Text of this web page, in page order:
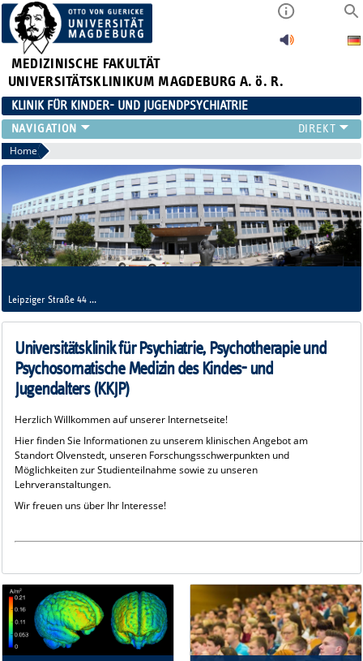
MEDIZINISCHE FAKULTÄT
UNIVERSITÄTSKLINIKUM MAGDEBURG A. ö. R.
KLINIK FÜR KINDER- UND JUGENDPSYCHIATRIE
FORSCHUNG
NEWS
STUDIENTEILNAHME
TEAM
Home
Leipziger Straße 44
Haus 36
39120 Magdeburg
Universitätsklinik für Psychiatrie, Psychotherapie und
Psychosomatische Medizin des Kindes- und
Jugendalters (KKJP)
Herzlich Willkommen auf unserer Internetseite!
Hier finden Sie Informationen zu unserem klinischen Angebot am
Standort Olvenstedt, unseren Forschungsschwerpunkten und
Möglichkeiten zur Studienteilnahme sowie zu unseren
Lehrveranstaltungen.
Wir freuen uns über Ihr Interesse!